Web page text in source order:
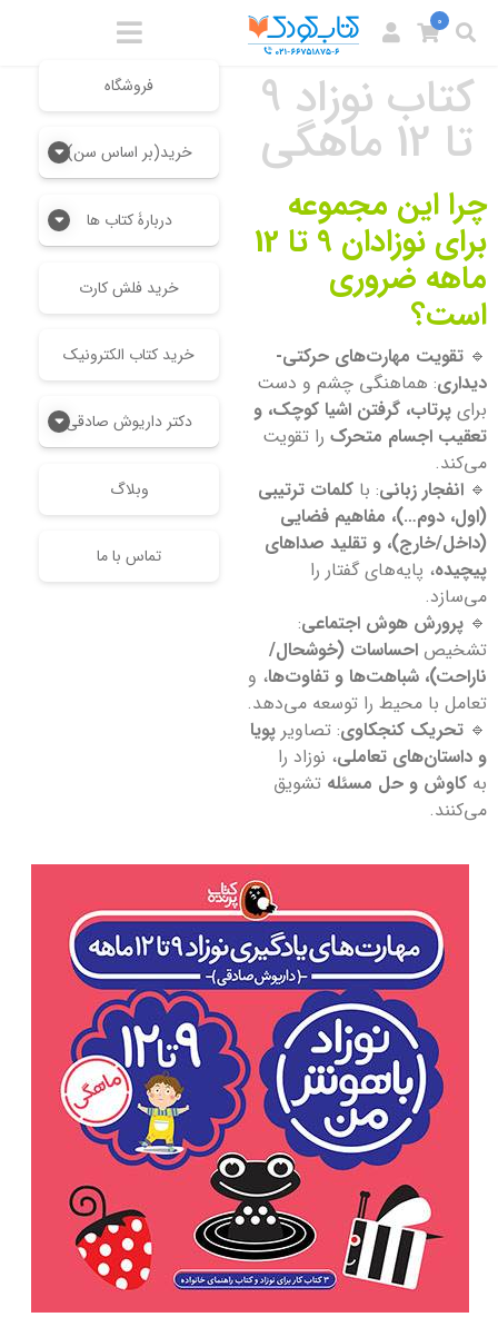
فروشگاه
خرید(بر اساس سن)
دربارۀ کتاب ها
خرید فلش کارت
خرید کتاب الکترونیک
دکتر داریوش صادقی
وبلاگ
تماس با ما
0
کتاب نوزاد 9
تا 12 ماهگی
چرا این مجموعه
برای نوزادان 9 تا 12
ماهه ضروری
است؟
🔹 تقویت مهارت‌های حرکتی-
دیداری: هماهنگی چشم و دست
برای پرتاب، گرفتن اشیا کوچک، و
تعقیب اجسام متحرک را تقویت
می‌کند.
🔹 انفجار زبانی: با کلمات ترتیبی
(اول، دوم…)، مفاهیم فضایی
(داخل/خارج)، و تقلید صداهای
پیچیده، پایه‌های گفتار را
می‌سازد.
🔹 پرورش هوش اجتماعی:
تشخیص احساسات (خوشحال/
ناراحت)، شباهت‌ها و تفاوت‌ها، و
تعامل با محیط را توسعه می‌دهد.
🔹 تحریک کنجکاوی: تصاویر پویا
و داستان‌های تعاملی، نوزاد را
به کاوش و حل مسئله تشویق
می‌کنند.